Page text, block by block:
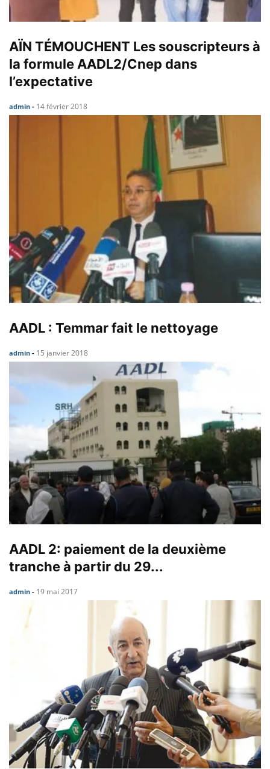
AÏN TÉMOUCHENT Les souscripteurs à
la formule AADL2/Cnep dans
l’expectative
admin - 14 février 2018
AADL : Temmar fait le nettoyage
admin - 15 janvier 2018
AADL 2: paiement de la deuxième
tranche à partir du 29...
admin - 19 mai 2017